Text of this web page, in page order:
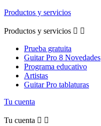
Productos y servicios
Productos y servicios  
Prueba gratuita
Guitar Pro 8 Novedades
Programa educativo
Artistas
Guitar Pro tablaturas
Tu cuenta
Tu cuenta  